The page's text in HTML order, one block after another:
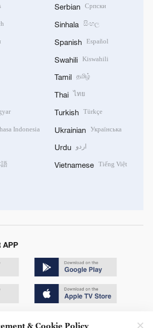
Indonesia
Serbian Српски
Sinhala සිංහල
Spanish Español
Swahili Kiswahili
Tamil தமிழ்
Thai ไทย
Turkish Türkçe
Ukrainian Українська
Urdu اردو
Vietnamese Tiếng Việt
APP
& Cookie Policy